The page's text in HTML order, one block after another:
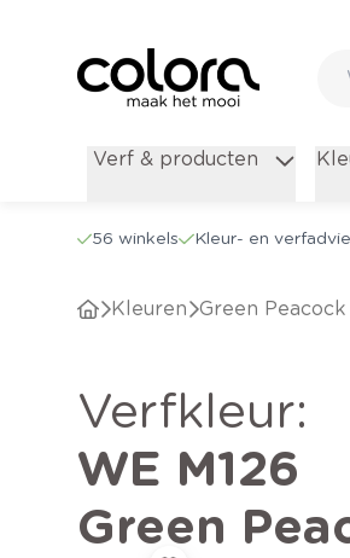
Verf & producten
56 winkels Kleur- en
Kleuren Green Peacock
verfkleur:
WE M126
Green